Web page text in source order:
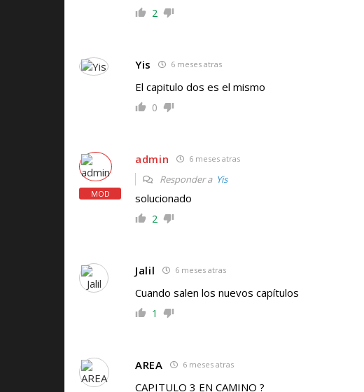
2
Yis 6 meses atras
El capitulo dos es el mismo
0
MOD
admin 6 meses atras
Responder a Yis
solucionado
2
Jalil 6 meses atras
Cuando salen los nuevos capítulos
1
AREA 6 meses atras
CAPITULO 3 EN CAMINO ?